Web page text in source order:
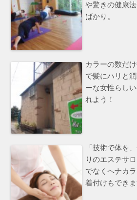
や驚きの健康
ばかり。
カラーの数だ
で髪にハリと
ーな女性らし
れよう！
「技術で体を
りのエステサ
でなくヘナカ
着付けもできま